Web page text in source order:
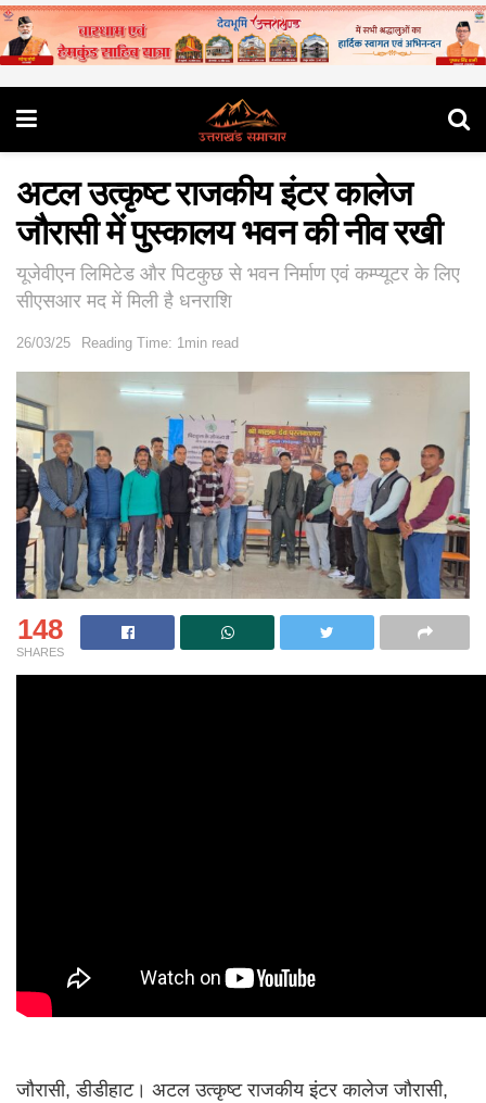
अटल उत्कृष्ट राजकीय इंटर कालेज
जौरासी में पुस्कालय भवन की नीव रखी
यूजेवीएन लिमिटेड और पिटकुछ से भवन निर्माण एवं कम्प्यूटर के लिए
सीएसआर मद में मिली है धनराशि
26/03/25 Reading Time: 1min read
148
SHARES
जौरासी, डीडीहाट। अटल उत्कृष्ट राजकीय इंटर कालेज जौरासी,